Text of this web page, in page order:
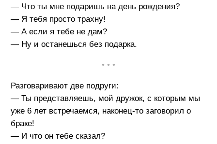
— Что ты мне подаришь на день рождения?
— Я тебя просто трахну!
— А если я тебе не дам?
— Ну и останешься без подарка.
• • •
Разговаривают две подруги:
— Ты представляешь, мой дружок, с которым мы
уже 6 лет встречаемся, наконец-то заговорил о
браке!
— И что он тебе сказал?